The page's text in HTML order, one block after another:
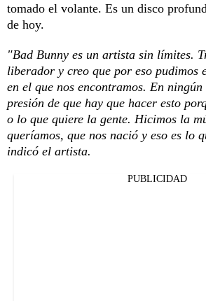
tomado el volante. Es un disco
de hoy.
"Bad Bunny es un artista sin límites.
liberador y creo que por eso pudimos
en el que nos encontramos. En
presión de que hay que hacer esto
o lo que quiere la gente. Hicimos la
queríamos, que nos nació y eso es lo
indicó el artista.
PUBLICIDAD